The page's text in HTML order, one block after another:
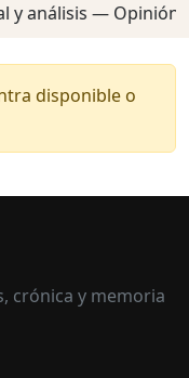
y análisis —
disponible o
crónica y memoria